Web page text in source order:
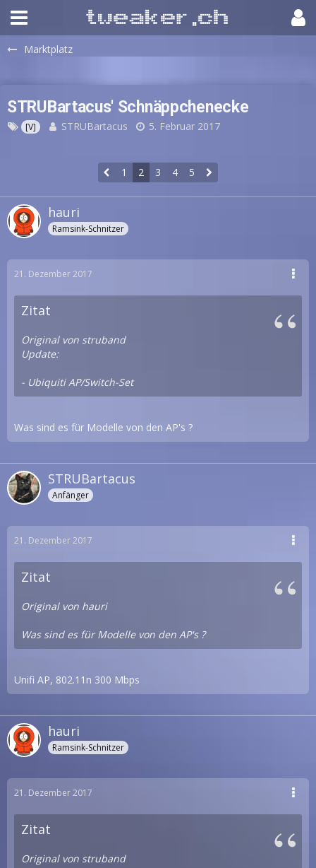
Marktplatz
STRUBartacus' Schnäppchenecke
[V] STRUBartacus 5. Februar 2017
1 2 3 4 5
hauri
Ramsink-Schnitzer
21. Dezember 2017
Zitat
Original von struband
Update:
- Ubiquiti AP/Switch-Set
Was sind es für Modelle von den AP's ?
STRUBartacus
Anfänger
21. Dezember 2017
Zitat
Original von hauri
Was sind es für Modelle von den AP's ?
Unifi AP, 802.11n 300 Mbps
hauri
Ramsink-Schnitzer
21. Dezember 2017
Zitat
Original von struband